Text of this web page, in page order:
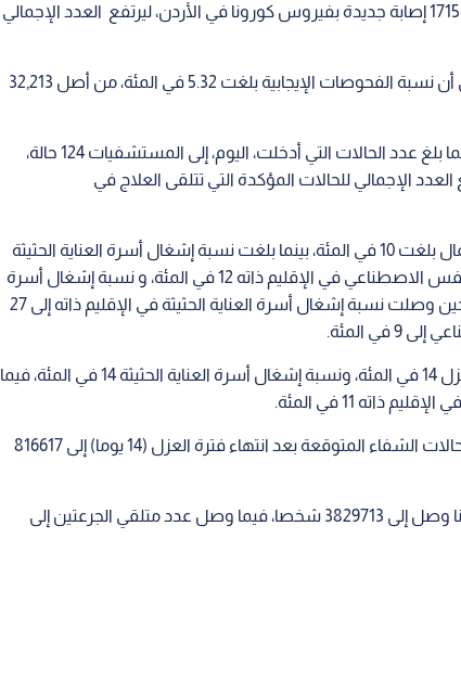
وأعلنت وزارة الصحة، الاثنين، تسجيل 8 وفيات و1715 إصابة جديدة بفيروس كورونا في الأردن، ليرتفع العدد الإجمالي
وأشار الإيجاز اليومي الصادر عن وزارة الصحة، إلى أن نسبة الفحوصات الإيجابية بلغت 5.32 في المئة، من أصل 32,213
ووصل عدد الحالات النشطة إلى 15700 حالة، فينما بلغ عدد الحالات التي أدخلت، اليوم، إلى المستشفيات 124 حالة،
، فيما بلغ العدد الإجمالي للحالات المؤكدة التي تتلقى العلاج في
وبلغت نسبة إشغال أسرة العزل في إقليم الشمال بلغت 10 في المئة، بينما بلغت نسبة إشغال أسرة العناية الحثيثة
30 في المئة، فيما بلغت نسبة إشغال أجهزة التنفس الاصطناعي في الإقليم ذاته 12 في المئة، و نسبة إشغال أسرة
العزل في إقليم الوسط بلغت 12 في المئة، في حين وصلت نسبة إشغال أسرة العناية الحثيثة في الإقليم ذاته إلى 27
المئة.
وفي إقليم الجنوب، بلغت نسبة إشغال أسرة العزل 14 في المئة، ونسبة إشغال أسرة العناية الحثيثة 14 في المئة، فيما
11 في المئة.
وسجل 1068 حالة شفاء، ليصل العدد الإجمالي لحالات الشفاء المتوقعة بعد انتهاء فترة العزل (14 يوما) إلى 816617
ووصل عدد متلقي الجرعة الأولى من لقاح كورونا وصل إلى 3829713 شخصا، فيما وصل عدد متلقي الجرعتين إلى